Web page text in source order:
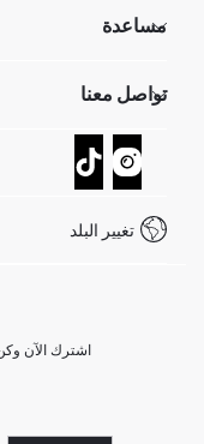
تعرف علينا
GIFT CLUB
مساعدة
عمليات الارجاع و الاستبدال
تتبع الشحنة
كيف يمكنك التسوق في
كيف تدفع في ديفاكتو؟
شروط المنافسة
تواصل معنا
نموذج الاتصال
خدمة العملاء
Call Center 19782
تغيير البلد
اشترك الآن